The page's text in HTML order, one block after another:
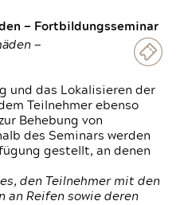
— Fortbildungsseminar
—
und das Lokalisieren der
Teilnehmer ebenso
Behebung von
des Seminars werden
gestellt, an denen
den Teilnehmer mit den
an Reifen sowie deren